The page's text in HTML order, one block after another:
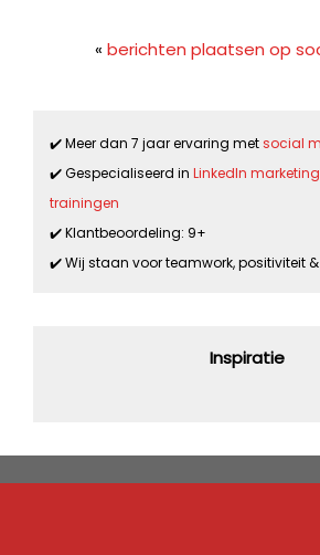
« berichten plaatsen op
✔️ Meer dan 7 jaar ervaring metsocial
✔️ Gespecialiseerd in LinkedIn marketing
trainingen
✔️ Klantbeoordeling: 9+
✔️ Wij staan voor teamwork, positiviteit &
Inspiratie